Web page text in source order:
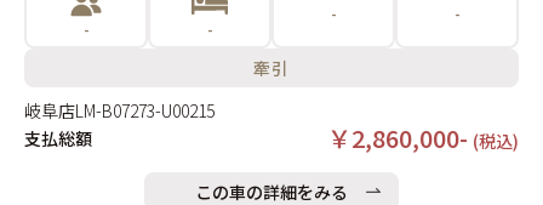
- -
- -
牽引
岐阜店LM-B07273-U00215
支払総額
￥2,860,000- (税込)
この車の詳細をみる